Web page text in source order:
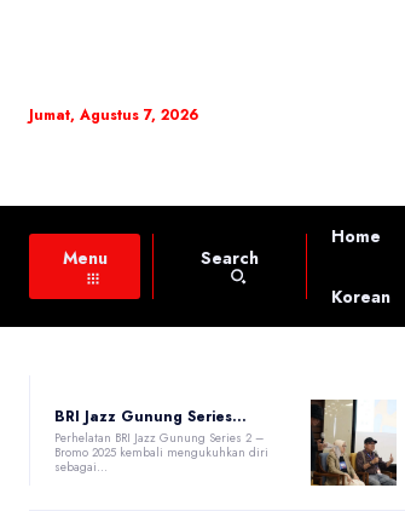
Jumat, Agustus 7, 2026
Menu Search
Home
Korean
BRI Jazz Gunung Series...
Perhelatan BRI Jazz Gunung Series 2 –
Bromo 2025 kembali mengukuhkan diri
sebagai...